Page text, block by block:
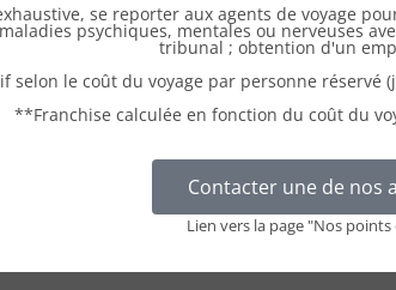
se reporter aux agents de voyage
psychiques, mentales ou nerveuses
tribunal ; obtention d'un
le coût du voyage par personne réservé
**Franchise calculée en fonction du coût du
Contacter une de nos
Lien vers la page "Nos